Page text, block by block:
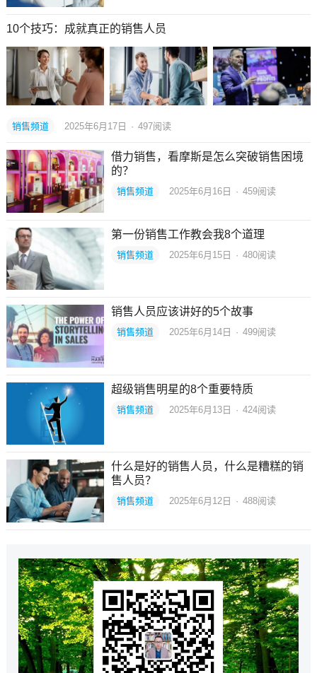
10个技巧：成就真正的销售人员
销售频道 2025年6月17日 · 497阅读
借力销售，看摩斯是怎么突破销售困境
的？
销售频道 2025年6月16日 · 459阅读
第一份销售工作教会我8个道理
销售频道 2025年6月15日 · 480阅读
销售人员应该讲好的5个故事
销售频道 2025年6月14日 · 499阅读
超级销售明星的8个重要特质
销售频道 2025年6月13日 · 424阅读
什么是好的销售人员，什么是糟糕的销
售人员？
销售频道 2025年6月12日 · 488阅读